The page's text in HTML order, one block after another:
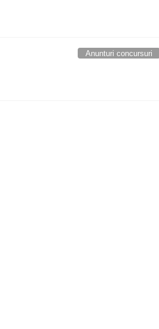
Anunturi concursuri